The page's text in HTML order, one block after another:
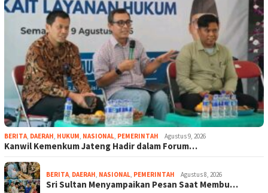
BERITA, DAERAH, HUKUM, NASIONAL, PEMERINTAH Agustus 9, 2026
Kanwil Kemenkum Jateng Hadir dalam Forum…
BERITA, DAERAH, NASIONAL, PEMERINTAH Agustus 8, 2026
Sri Sultan Menyampaikan Pesan Saat Membu…